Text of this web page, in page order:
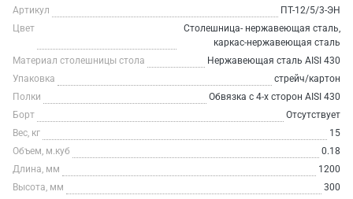
Артикул
ПТ-12/5/3-ЭН
Цвет
Столешница- нержавеющая сталь,
каркас-нержавеющая сталь
Материал столешницы стола
Нержавеющая сталь AISI 430
Упаковка
стрейч/картон
Полки
Обвязка с 4-х сторон AISI 430
Борт
Отсутствует
Вес, кг
15
Объем, м.куб
0.18
Длина, мм
1200
Высота, мм
300